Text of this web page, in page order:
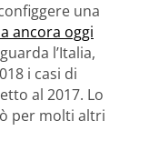
una
ancora oggi
l’Italia,
i casi di
al 2017. Lo
per molti altri